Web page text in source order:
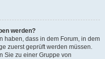
werden?
haben, dass in dem Forum, in dem
zuerst geprüft werden müssen.
Sie zu einer Gruppe von